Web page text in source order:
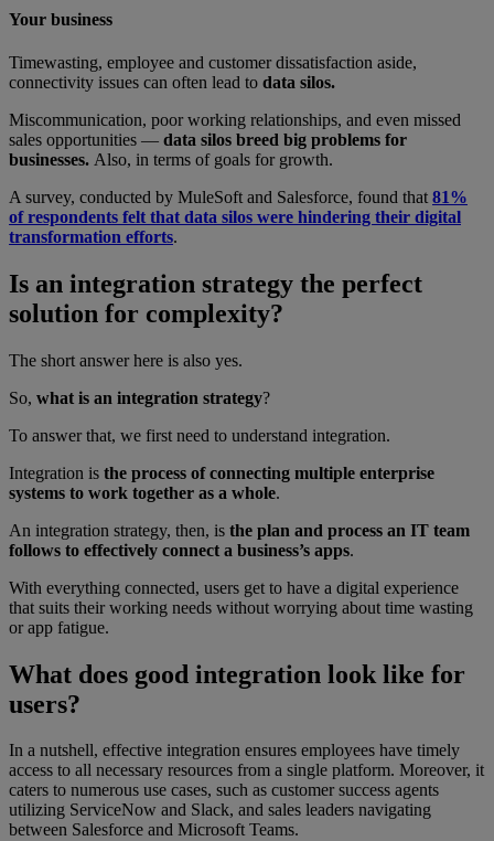
Your business
Timewasting, employee and customer dissatisfaction aside,
connectivity issues can often lead to data silos.
Miscommunication, poor working relationships, and even missed
sales opportunities — data silos breed big problems for
businesses. Also, in terms of goals for growth.
A survey, conducted by MuleSoft and Salesforce, found that 81%
of respondents felt that data silos were hindering their digital
transformation efforts.
Is an integration strategy the perfect
solution for complexity?
The short answer here is also yes.
So, what is an integration strategy?
To answer that, we first need to understand integration.
Integration is the process of connecting multiple enterprise
systems to work together as a whole.
An integration strategy, then, is the plan and process an IT team
follows to effectively connect a business’s apps.
With everything connected, users get to have a digital experience
that suits their working needs without worrying about time wasting
or app fatigue.
What does good integration look like for
users?
In a nutshell, effective integration ensures employees have timely
access to all necessary resources from a single platform. Moreover, it
caters to numerous use cases, such as customer success agents
utilizing ServiceNow and Slack, and sales leaders navigating
between Salesforce and Microsoft Teams.